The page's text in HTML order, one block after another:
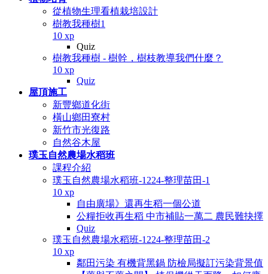
從植物生理看植栽培設計
樹教我種樹1
10 xp
Quiz
樹教我種樹 - 樹幹，樹枝教導我們什麼？
10 xp
Quiz
屋頂施工
新豐鄉道化街
橫山鄉田寮村
新竹市光復路
自然谷木屋
璞玉自然農場水稻班
課程介紹
璞玉自然農場水稻班-1224-整理苗田-1
10 xp
自由廣場》還再生稻一個公道
公糧拒收再生稻 中市補貼一萬二 農民難抉擇
Quiz
璞玉自然農場水稻班-1224-整理苗田-2
10 xp
鄰田污染 有機背黑鍋 防檢局擬訂污染背景值